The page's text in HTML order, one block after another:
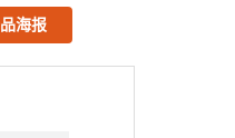
海报